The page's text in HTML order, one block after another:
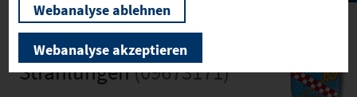
Strahlungen(09673171)
Webanalyse ablehnen
Webanalyse akzeptieren